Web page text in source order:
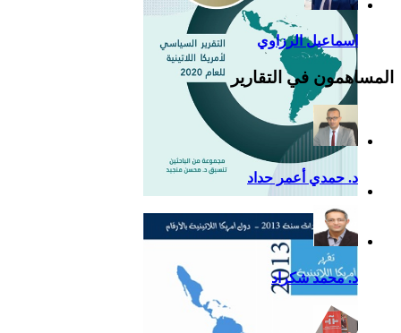
التقرير السياسي لأمريكا
اللاتينية للعام 2020
اسماعيل الرزاوي
المساهمون في التقارير
د. حمدي أعمر حداد
د. محمد شكراد